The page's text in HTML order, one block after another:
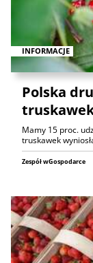
INFORMACJE
Polska
Mamy 15 proc.
truskawek
Zespół wGospodarce